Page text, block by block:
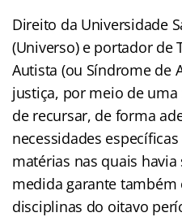
Direito da Universidade
(Universo) e portador de
Autista (ou Síndrome de
justiça, por meio de
de recursar, de forma
necessidades
matérias nas quais
medida garante
disciplinas do oitavo